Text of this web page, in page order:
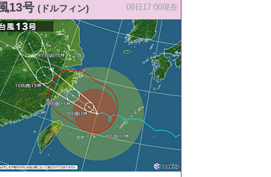
13号 (ドルフィン) 08日17:00現在